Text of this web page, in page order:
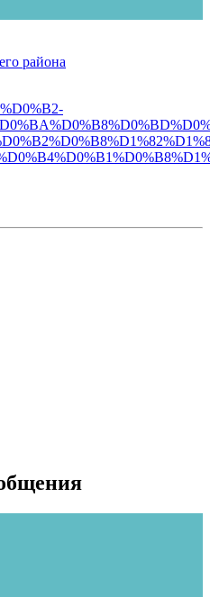
района